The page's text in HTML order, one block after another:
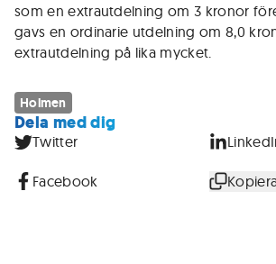
som en extrautdelning om 3 kronor
gavs en ordinarie utdelning om 8,0
extrautdelning på lika mycket.
Holmen
Dela med dig
Twitter
Facebook